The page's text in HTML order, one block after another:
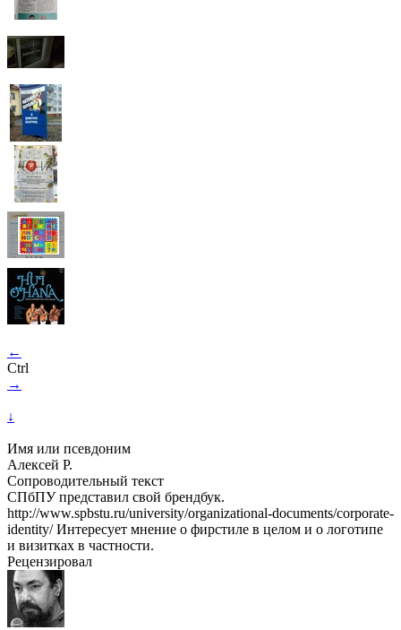
←
Ctrl
→
↓
Имя или псевдоним
Алексей Р.
Сопроводительный текст
СПбПУ представил свой брендбук.
http://www.spbstu.ru/university/organizational-documents/corporate-
identity/ Интересует мнение о фирстиле в целом и о логотипе
и визитках в частности.
Рецензировал